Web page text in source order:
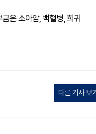
은 소아암, 백혈병, 희귀
다른 기사 보기